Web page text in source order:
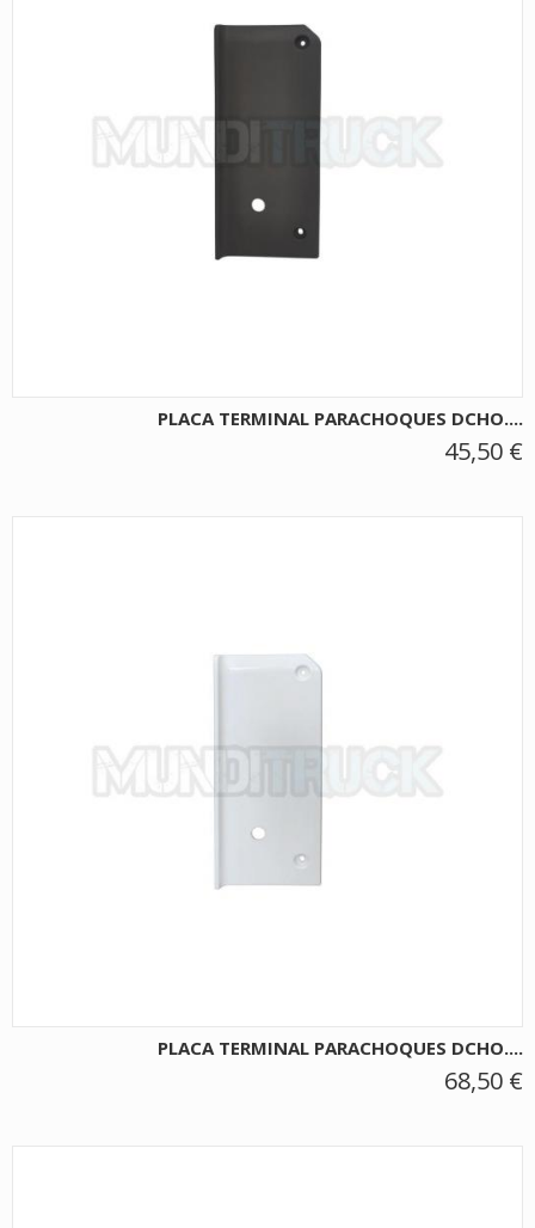
PLACA TERMINAL PARACHOQUES DCHO....
45,50 €
PLACA TERMINAL PARACHOQUES DCHO....
68,50 €